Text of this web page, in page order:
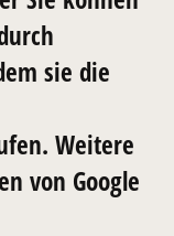
sie die
Weitere
von Google